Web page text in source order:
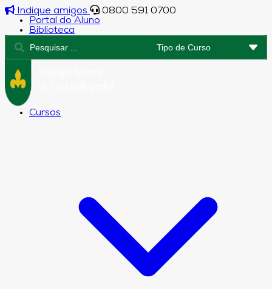
Indique amigos
0800 591 0700
Portal do Aluno
Biblioteca
Cursos